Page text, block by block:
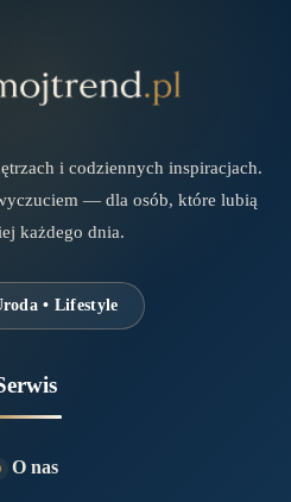
i codziennych inspiracjach.
— dla osób, które lubią
każdego dnia.
• Lifestyle
O nas